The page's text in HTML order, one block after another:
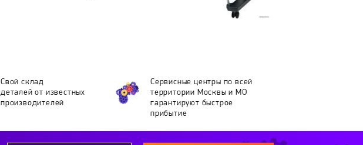
Свой склад
деталей от известных
производителей
Сервисные центры по всей
территории Москвы и МО
гарантируют быстрое
прибытие